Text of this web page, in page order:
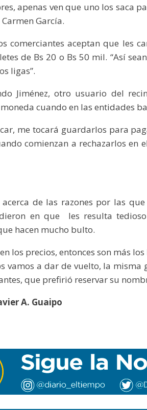
apenas ven que uno los saca
García.
comerciantes aceptan que les
de Bs 20 o Bs 50 mil. “Así
ligas”.
Jiménez, otro usuario del
cuando en las entidades
me tocará guardarlos para
comienzan a rechazarlos en
de las razones por las
en que les resulta
hacen mucho bulto.
los precios, entonces son más
vamos a dar de vuelto, la misma
que prefirió reservar su
A. Guaipo